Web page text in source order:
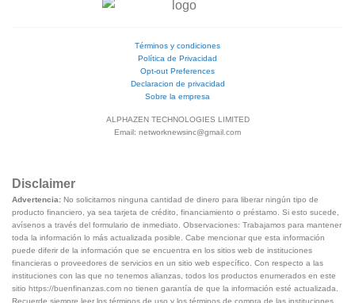
Términos y condiciones
Política de Privacidad
Opt-out Preferences
Declaracion de privacidad
Sobre la empresa
ALPHAZEN TECHNOLOGIES LIMITED
Email: networknewsinc@gmail.com
Disclaimer
Advertencia: No solicitamos ninguna cantidad de dinero para liberar ningún tipo de
producto financiero, ya sea tarjeta de crédito, financiamiento o préstamo. Si esto sucede,
avísenos a través del formulario de inmediato. Observaciones: Trabajamos para mantener
toda la información lo más actualizada posible. Cabe mencionar que esta información
puede diferir de la información que se encuentra en los sitios web de instituciones
financieras o proveedores de servicios en un sitio web específico. Con respecto a las
instituciones con las que no tenemos alianzas, todos los productos enumerados en este
sitio https://buenfinanzas.com no tienen garantía de que la información esté actualizada.
Recuerde siempre leer los términos de uso y los términos de compra de las instituciones